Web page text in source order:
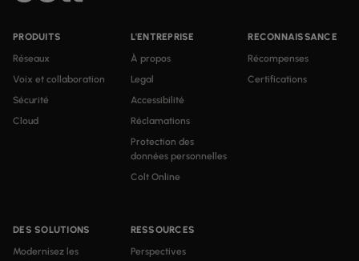
PRODUITS
Réseaux
Voix et collaboration
Sécurité
Cloud
DES SOLUTIONS
Modernisez les
RESSOURCES
Perspectives
L'ENTREPRISE
À propos
Legal
Accessibilité
Réclamations
Protection des
données personnelles
Colt Online
RECONNAISSANCE
Récompenses
Certifications